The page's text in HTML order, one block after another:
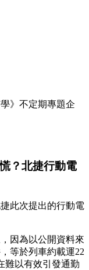
》不定期專題企
？北捷行動電
此次提出的行動電
因為以公開資料來
等於列車約載運22
難以有效引發通勤